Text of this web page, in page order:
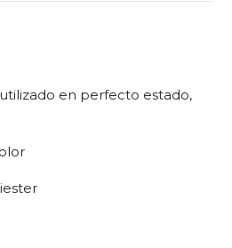
en perfecto estado,